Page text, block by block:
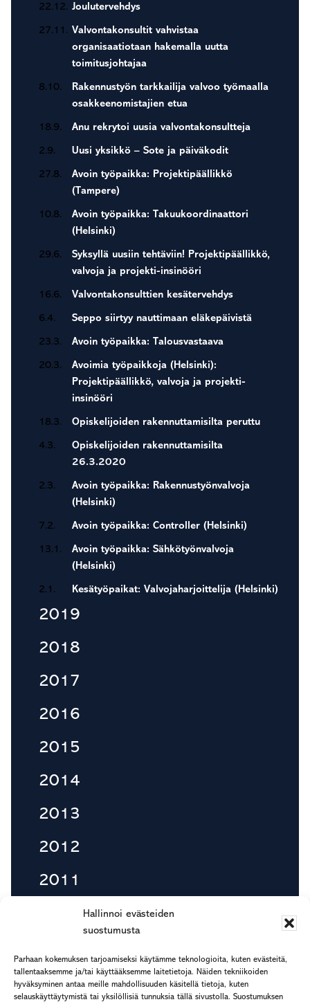
Hallinnoi evästeiden
suostumusta
Parhaan kokemuksen tarjoamiseksi käytämme teknologioita, kuten evästeitä,
tallentaaksemme ja/tai käyttääksemme laitetietoja. Näiden tekniikoiden
hyväksyminen antaa meille mahdollisuuden käsitellä tietoja, kuten
selauskäyttäytymistä tai yksilöllisiä tunnuksia tällä sivustolla. Suostumuksen
22.12. Joulutervehdys
27.11. Valvontakonsultit vahvistaa
organisaatiotaan hakemalla uutta
toimitusjohtajaa
8.10.
Rakennustyön tarkkailija valvoo työmaalla
osakkeenomistajien etua
18.9. Anu rekrytoi uusia valvontakonsultteja
2.9. Uusi yksikkö – Sote ja päiväkodit
27.8.
Avoin työpaikka: Projektipäällikkö
(Tampere)
10.8.
Avoin työpaikka: Takuukoordinaattori
(Helsinki)
29.6.
Syksyllä uusiin tehtäviin! Projektipäällikkö,
valvoja ja projekti-insinööri
16.6. Valvontakonsulttien kesätervehdys
6.4. Seppo siirtyy nauttimaan eläkepäivistä
23.3. Avoin työpaikka: Talousvastaava
20.3.
Avoimia työpaikkoja (Helsinki):
Projektipäällikkö, valvoja ja projekti-
insinööri
18.3. Opiskelijoiden rakennuttamisilta peruttu
4.3.
Opiskelijoiden rakennuttamisilta
26.3.2020
2.3.
Avoin työpaikka: Rakennustyönvalvoja
(Helsinki)
7.2. Avoin työpaikka: Controller (Helsinki)
13.1.
Avoin työpaikka: Sähkötyönvalvoja
(Helsinki)
2.1. Kesätyöpaikat: Valvojaharjoittelija (Helsinki)
2019
2018
2017
2016
2015
2014
2013
2012
2011
Footer
etu.suku@rapp.fi